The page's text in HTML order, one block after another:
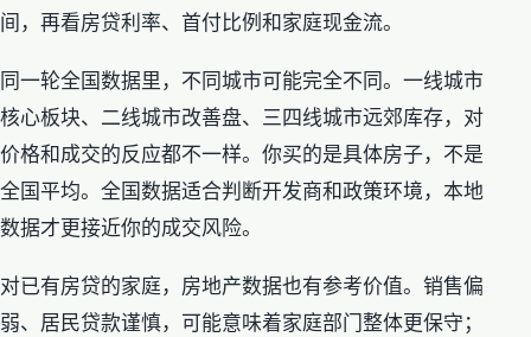
间，再看房贷利率、首付比例和家庭现金流。
同一轮全国数据里，不同城市可能完全不同。一线城市
核心板块、二线城市改善盘、三四线城市远郊库存，对
价格和成交的反应都不一样。你买的是具体房子，不是
全国平均。全国数据适合判断开发商和政策环境，本地
数据才更接近你的成交风险。
对已有房贷的家庭，房地产数据也有参考价值。销售偏
弱、居民贷款谨慎，可能意味着家庭部门整体更保守；